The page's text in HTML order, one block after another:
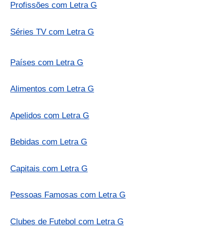
Profissões com Letra G
Séries TV com Letra G
Países com Letra G
Alimentos com Letra G
Apelidos com Letra G
Bebidas com Letra G
Capitais com Letra G
Pessoas Famosas com Letra G
Clubes de Futebol com Letra G